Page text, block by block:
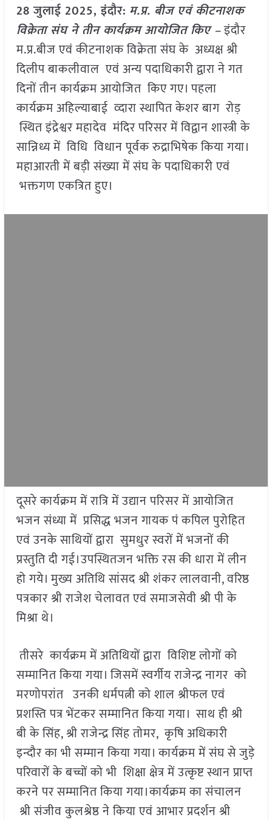
28 जुलाई 2025,इंदौर: म.प्र. बीज एवं कीटनाशक
विक्रेता संघ ने तीन कार्यक्रम आयोजित किए –इंदौर
म.प्र.बीज एवं कीटनाशक विक्रेता संघ के अध्यक्ष श्री
दिलीप बाकलीवाल एवं अन्य पदाधिकारी द्वारा ने गत
दिनों तीन कार्यक्रम आयोजित किए गए। पहला
कार्यक्रम अहिल्याबाई व्दारा स्थापित केशर बाग रोड़
स्थित इंद्रेश्वर महादेव मंदिर परिसर में विद्वान शास्त्री के
सान्निध्य में विधि विधान पूर्वक रुद्राभिषेक किया गया।
महाआरती में बड़ी संख्या में संघ के पदाधिकारी एवं
भक्तगण एकत्रित हुए।
दूसरे कार्यक्रम में रात्रि में उद्यान परिसर में आयोजित
भजन संध्या में प्रसिद्ध भजन गायक पं कपिल पुरोहित
एवं उनके साथियों द्वारा सुमधुर स्वरों में भजनों की
प्रस्तुति दी गई।उपस्थितजन भक्ति रस की धारा में लीन
हो गये। मुख्य अतिथि सांसद श्री शंकर लालवानी, वरिष्ठ
पत्रकार श्री राजेश चेलावत एवं समाजसेवी श्री पी के
मिश्रा थे।
तीसरे कार्यक्रम में अतिथियों द्वारा विशिष्ट लोगों को
सम्मानित किया गया। जिसमें स्वर्गीय राजेन्द्र नागर को
मरणोपरांत उनकी धर्मपत्नी को शाल श्रीफल एवं
प्रशस्ति पत्र भेंटकर सम्मानित किया गया। साथ ही श्री
बी के सिंह, श्री राजेन्द्र सिंह तोमर, कृषि अधिकारी
इन्दौर का भी सम्मान किया गया। कार्यक्रम में संघ से जुड़े
परिवारों के बच्चों को भी शिक्षा क्षेत्र में उत्कृष्ट स्थान प्राप्त
करने पर सम्मानित किया गया।कार्यक्रम का संचालन
श्री संजीव कुलश्रेष्ठ ने किया एवं आभार प्रदर्शन श्री